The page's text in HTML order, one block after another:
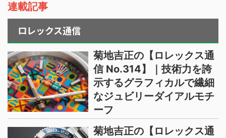
連載記事
ロレックス通信
菊地吉正の【ロレックス通
信 No.314】｜技術力を誇
示するグラフィカルで繊細
なジュビリーダイアルモチ
ーフ
菊地吉正の【ロレックス通